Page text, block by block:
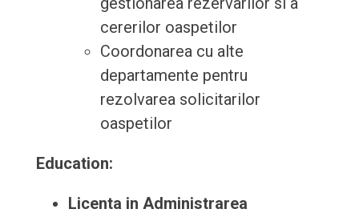
cererilor oaspetilor
Coordonarea cu alte
departamente pentru
rezolvarea solicitarilor
oaspetilor
Education:
Licenta in Administrarea